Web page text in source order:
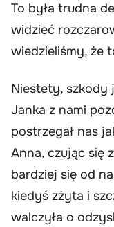
To była trudna
widzieć
wiedzieliśmy, że
Niestety, szkody
Janka z nami
postrzegał nas
Anna, czując się
bardziej się od
kiedyś zżyta i
walczyła o